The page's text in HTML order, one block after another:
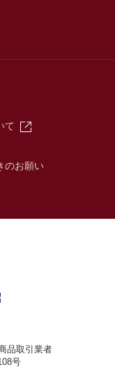
て
のお願い
品取引業者
号